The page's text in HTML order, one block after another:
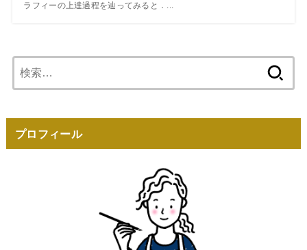
ラフィーの上達過程を辿ってみると．...
索:
プロフィール